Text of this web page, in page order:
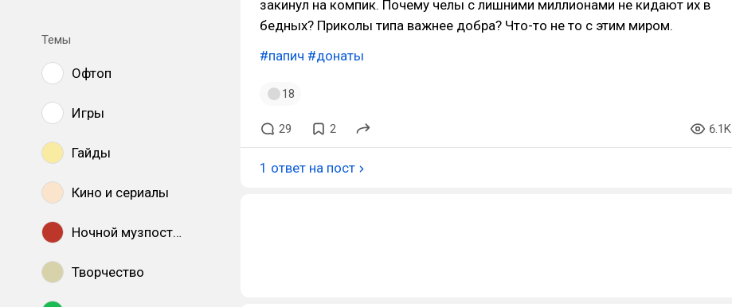
Темы
Офтоп
Игры
Гайды
Кино и сериалы
Ночной музпостинг
Творчество
закинул на компик. Почему челы с лишними миллионами не кидают их в
бедных? Приколы типа важнее добра? Что-то не то с этим миром.
#папич #донаты
18
29 2 6.1K
1 ответ на пост